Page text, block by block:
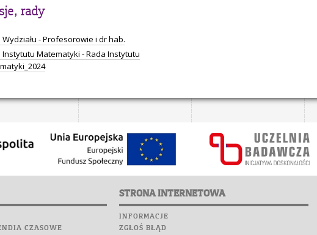
rady
Wydziału - Profesorowie i dr hab.
Instytutu Matematyki - Rada Instytutu
CZASOWE
STRONA INTERNETOWA
INFORMACJE
ZGŁOŚ BŁĄD